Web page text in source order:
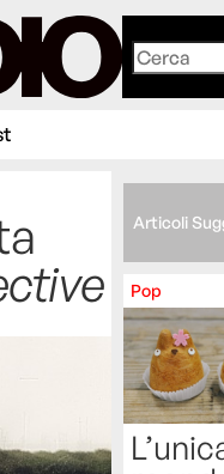
Articoli
Pop